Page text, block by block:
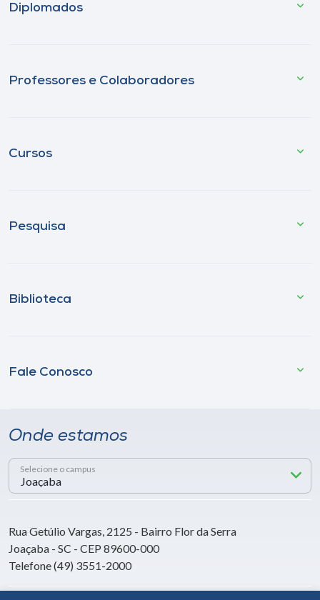
Diplomados
Professores e Colaboradores
Cursos
Pesquisa
Biblioteca
Fale Conosco
Onde estamos
Selecione o campus
Rua Getúlio Vargas, 2125 - Bairro Flor da Serra
Joaçaba - SC - CEP 89600-000
Telefone (49) 3551-2000